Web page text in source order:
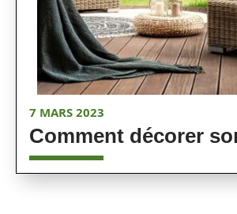
7 MARS 2023
Comment décorer